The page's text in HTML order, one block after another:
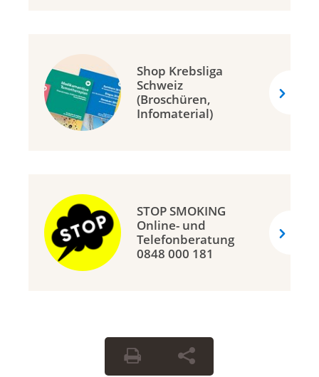
Shop Krebsliga
Schweiz
(Broschüren,
Infomaterial)
STOP SMOKING
Online- und
Telefonberatung
0848 000 181